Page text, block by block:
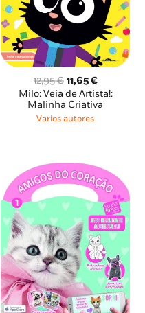
12,95€ O
preço
original
era:
11,65€O
preço
atual
Milo: Veia de Artista!:
Malinha Criativa
Varios autores